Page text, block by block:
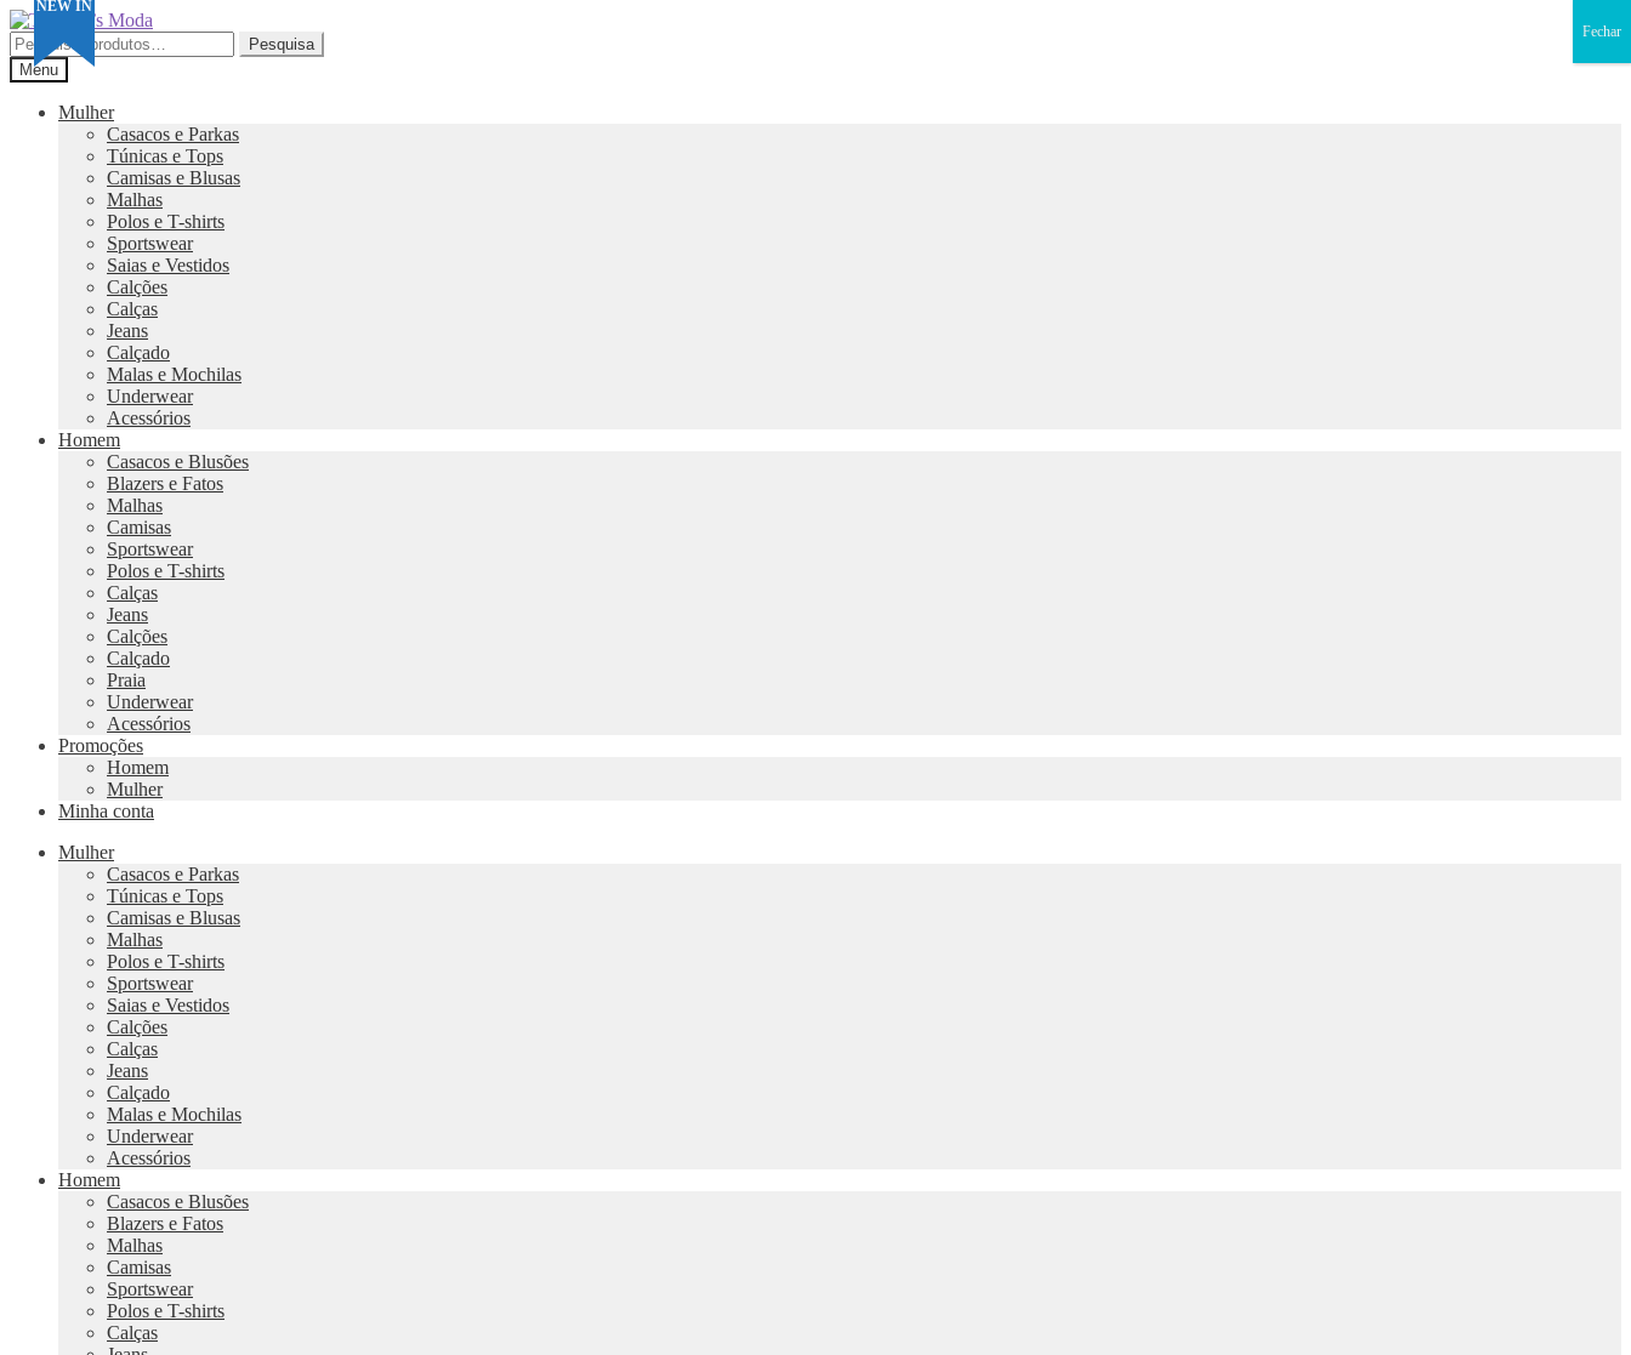
Ir
para
a
navegação
Saltar
para
o
conteúdo
Pesquisar
por:
Pesquisa
Menu
Mulher
Casacos e Parkas
Túnicas e Tops
Camisas e Blusas
Malhas
Polos e T-shirts
Sportswear
Saias e Vestidos
Calções
Calças
Jeans
Calçado
Malas e Mochilas
Underwear
Acessórios
Homem
Casacos e Blusões
Blazers e Fatos
Malhas
Camisas
Sportswear
Polos e T-shirts
Calças
Jeans
Calções
Calçado
Praia
Underwear
Acessórios
Promoções
Homem
Mulher
Minha conta
Mulher
Casacos e Parkas
Túnicas e Tops
Camisas e Blusas
Malhas
Polos e T-shirts
Sportswear
Saias e Vestidos
Calções
Calças
Jeans
Calçado
Malas e Mochilas
Underwear
Acessórios
Homem
Casacos e Blusões
Blazers e Fatos
Malhas
Camisas
Sportswear
Polos e T-shirts
Calças
NEW IN
Fechar